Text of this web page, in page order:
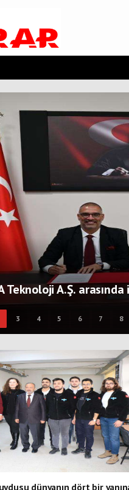
bilgi sistemi
yaptılar
3 4 5 6 7 8
dünyanın dört bir